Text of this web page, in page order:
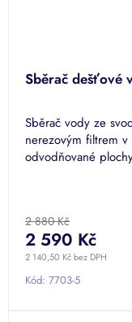
Sběrač dešťové
Sběrač vody ze
nerezovým filtrem
odvodňované
produktu
je
5,0
z
5
2 880 Kč
2 140,50 Kč bez DPH
2 590 Kč
Kód: 7703-5